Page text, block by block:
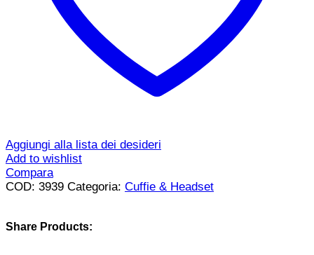
Aggiungi alla lista dei desideri
Add to wishlist
Compara
COD: 3939 Categoria: Cuffie & Headset
Share Products: